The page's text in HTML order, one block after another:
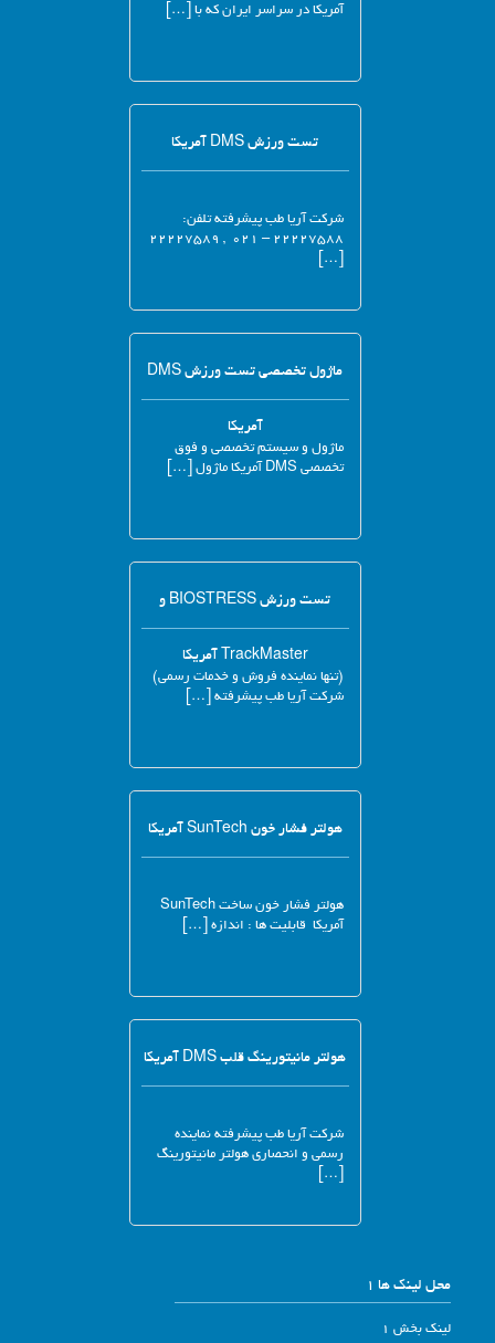
آمریکا در سراسر ایران که با […]
تست ورزش DMS آمریکا
شرکت آریا طب پیشرفته تلفن:
۲۲۲۲۷۵۸۸ – ۰۲۱ , ۲۲۲۲۷۵۸۹
[…]
ماژول تخصصی تست ورزش DMS
آمریکا
ماژول و سیستم تخصصی و فوق
تخصصی DMS آمریکا ماژول […]
تست ورزش BIOSTRESS و
TrackMaster آمریکا
(تنها نماینده فروش و خدمات رسمی)
شرکت آریا طب پیشرفته […]
هولتر فشار خون SunTech آمریکا
هولتر فشار خون ساخت SunTech
آمریکا قابلیت ها : اندازه […]
هولتر مانیتورینگ قلب DMS آمریکا
شرکت آریا طب پیشرفته نماینده
رسمی و انحصاری هولتر مانیتورینگ
[…]
محل لینک ها 1
لینک بخش 1